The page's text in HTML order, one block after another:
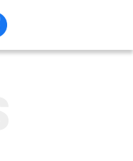
Facebook